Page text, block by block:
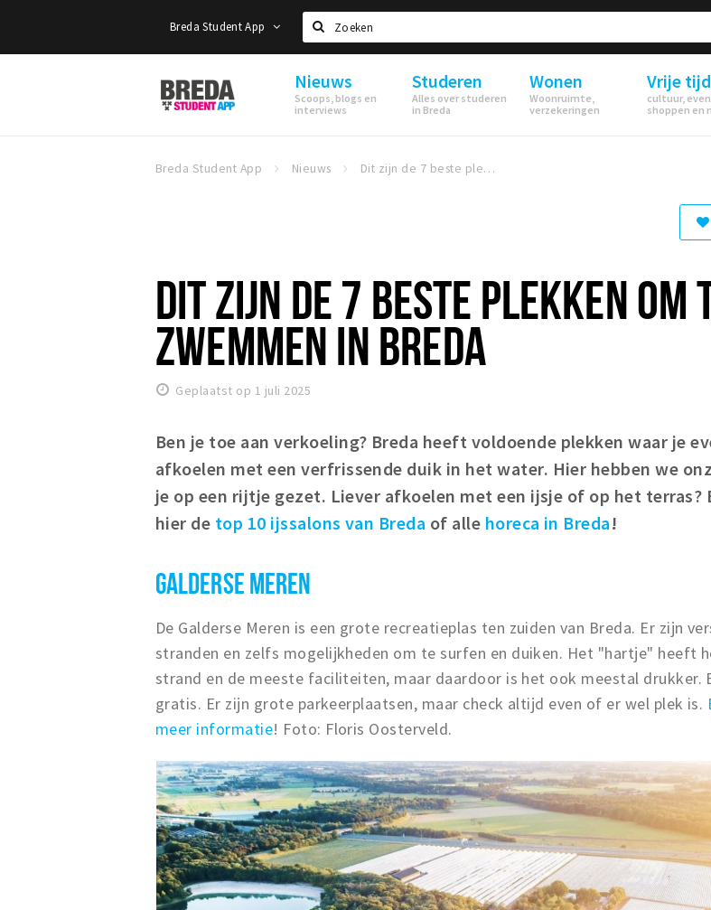
Breda Student App
Zoeken
Breda
Student
Nieuws
Scoops, blogs en
interviews
Studeren
Alles over studeren
in Breda
Wonen
Woonruimte,
verzekeringen
Vrije tijd
cultuur,
shoppen en
Breda Student App Nieuws Dit zijn de 7 beste plekken om te zwemmen in Breda
DIT ZIJN DE 7 BESTE PLEKKEN OM
ZWEMMEN IN BREDA
Geplaatst op 1 juli 2025
Ben je toe aan verkoeling? Breda heeft voldoende plekken waar je
afkoelen met een verfrissende duik in het water. Hier hebben we
je op een rijtje gezet. Liever afkoelen met een ijsje of op het terras?
hier de top 10 ijssalons van Breda of alle horeca in Breda!
GALDERSE MEREN
De Galderse Meren is een grote recreatieplas ten zuiden van Breda. Er zijn
stranden en zelfs mogelijkheden om te surfen en duiken. Het "hartje" heeft
strand en de meeste faciliteiten, maar daardoor is het ook meestal drukker.
gratis. Er zijn grote parkeerplaatsen, maar check altijd even of er wel plek is.
meer informatie! Foto: Floris Oosterveld.